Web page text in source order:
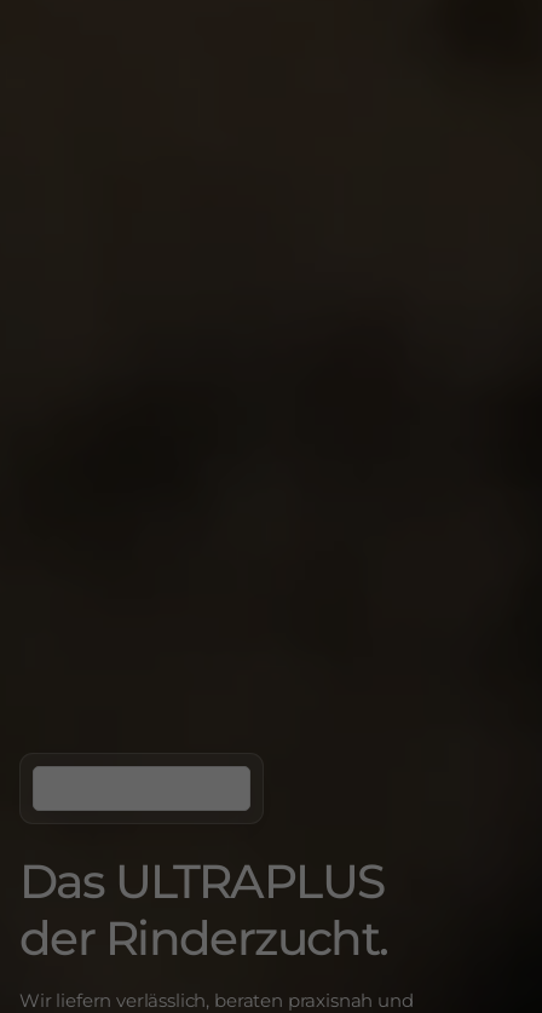
Das ULTRAPLUS
der Rinderzucht.
Wir liefern verlässlich, beraten praxisnah und